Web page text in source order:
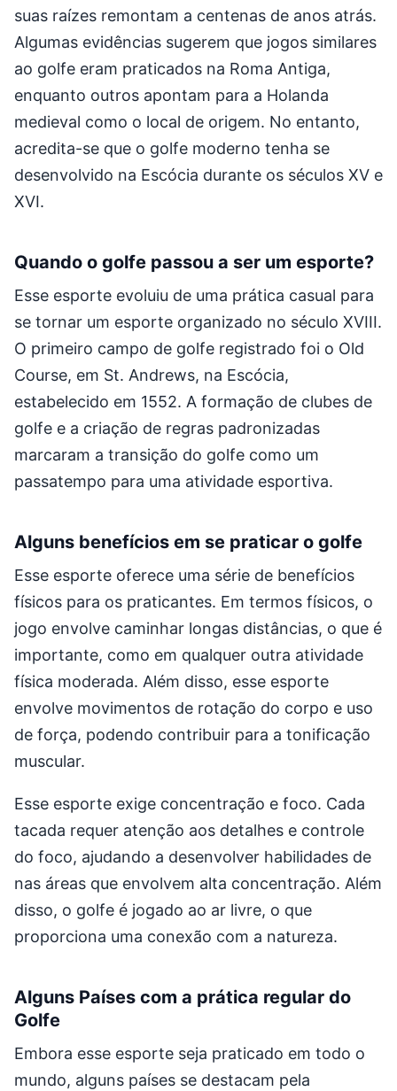
suas raízes remontam a centenas de anos atrás.
Algumas evidências sugerem que jogos similares
ao golfe eram praticados na Roma Antiga,
enquanto outros apontam para a Holanda
medieval como o local de origem. No entanto,
acredita-se que o golfe moderno tenha se
desenvolvido na Escócia durante os séculos XV e
XVI.
Quando o golfe passou a ser um esporte?
Esse esporte evoluiu de uma prática casual para
se tornar um esporte organizado no século XVIII.
O primeiro campo de golfe registrado foi o Old
Course, em St. Andrews, na Escócia,
estabelecido em 1552. A formação de clubes de
golfe e a criação de regras padronizadas
marcaram a transição do golfe como um
passatempo para uma atividade esportiva.
Alguns benefícios em se praticar o golfe
Esse esporte oferece uma série de benefícios
físicos para os praticantes. Em termos físicos, o
jogo envolve caminhar longas distâncias, o que é
importante, como em qualquer outra atividade
física moderada. Além disso, esse esporte
envolve movimentos de rotação do corpo e uso
de força, podendo contribuir para a tonificação
muscular.
Esse esporte exige concentração e foco. Cada
tacada requer atenção aos detalhes e controle
do foco, ajudando a desenvolver habilidades de
nas áreas que envolvem alta concentração. Além
disso, o golfe é jogado ao ar livre, o que
proporciona uma conexão com a natureza.
Alguns Países com a prática regular do
Golfe
Embora esse esporte seja praticado em todo o
mundo, alguns países se destacam pela